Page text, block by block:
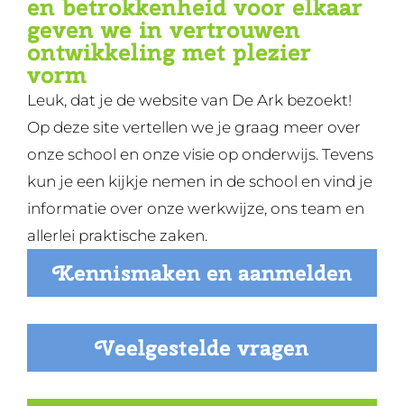
en betrokkenheid voor elkaar
geven we in vertrouwen
ontwikkeling met plezier
vorm
Leuk, dat je de website van De Ark bezoekt!
Op deze site vertellen we je graag meer over
onze school en onze visie op onderwijs. Tevens
kun je een kijkje nemen in de school en vind je
informatie over onze werkwijze, ons team en
allerlei praktische zaken.
Kennismaken en aanmelden
Veelgestelde vragen